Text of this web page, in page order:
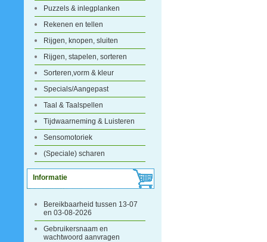
Puzzels & inlegplanken
Rekenen en tellen
Rijgen, knopen, sluiten
Rijgen, stapelen, sorteren
Sorteren,vorm & kleur
Specials/Aangepast
Taal & Taalspellen
Tijdwaarneming & Luisteren
Sensomotoriek
(Speciale) scharen
Informatie
Bereikbaarheid tussen 13-07
en 03-08-2026
Gebruikersnaam en
wachtwoord aanvragen